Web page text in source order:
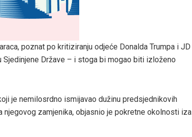
poznat po kritiziranju odjeće Donalda Trumpa i JD
Sjedinjene Države – i stoga bi mogao biti izloženo
je nemilosrdno ismijavao dužinu predsjednikovih
njegovog zamjenika, objasnio je pokretne okolnosti iza